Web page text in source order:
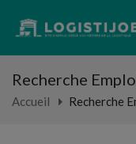
Recherche
Accueil Recherche